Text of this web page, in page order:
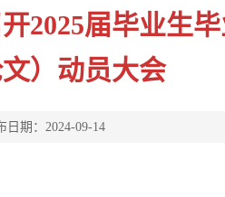
2025届毕业生
）动员大会
日期：2024-09-14